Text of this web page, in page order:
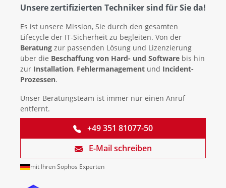
Unsere zertifizierten Techniker sind für Sie da!
Es ist unsere Mission, Sie durch den gesamten
Lifecycle der IT-Sicherheit zu begleiten. Von der
Beratung zur passenden Lösung und Lizenzierung
über die Beschaffung von Hard- und Software bis hin
zur Installation, Fehlermanagement und Incident-
Prozessen.
Unser Beratungsteam ist immer nur einen Anruf
entfernt.
+49 351 81077-50
E-Mail schreiben
mit Ihren Sophos Experten